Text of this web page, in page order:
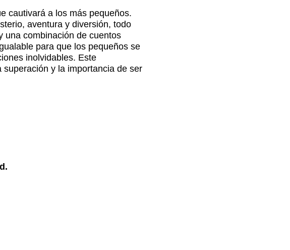
cautivará a los más pequeños.
aventura y diversión, todo
una combinación de cuentos
para que los pequeños se
inolvidables. Este
y la importancia de ser